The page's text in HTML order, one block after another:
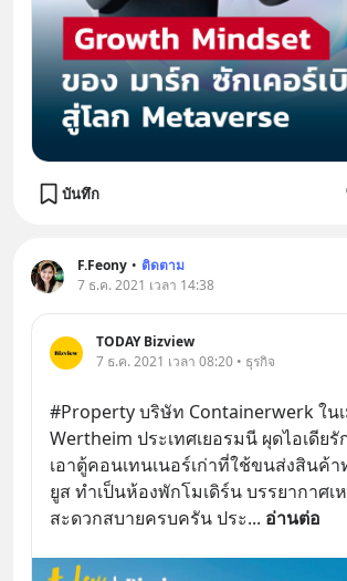
บันทึก
F.Feony • ติดตาม
7 ธ.ค. 2021 เวลา 14:38
TODAY Bizview
7 ธ.ค. 2021 เวลา 08:20 • ธุรกิจ
#Property บริษัท Containerwerk ใน
Wertheim ประเทศเยอรมนี ผุดไอเดีย
เอาตู้คอนเทนเนอร์เก่าที่ใช้ขนส่งสินค้า
ยูส ทำเป็นห้องพักโมเดิร์น บรรยากาศ
สะดวกสบายครบครัน ประ... อ่านต่อ